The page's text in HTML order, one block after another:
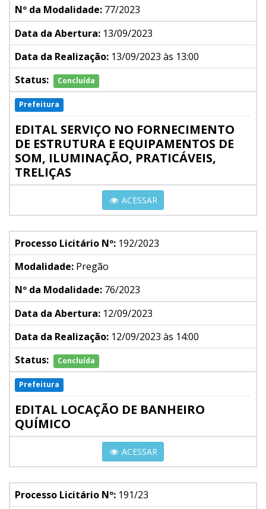
Nº da Modalidade: 77/2023
Data da Abertura: 13/09/2023
Data da Realização: 13/09/2023 às 13:00
Status:
Concluída
Prefeitura
EDITAL SERVIÇO NO FORNECIMENTO
DE ESTRUTURA E EQUIPAMENTOS DE
SOM, ILUMINAÇÃO, PRATICÁVEIS,
TRELIÇAS
ACESSAR
Processo Licitário Nº: 192/2023
Modalidade: Pregão
Nº da Modalidade: 76/2023
Data da Abertura: 12/09/2023
Data da Realização: 12/09/2023 às 14:00
Status:
Concluída
Prefeitura
EDITAL LOCAÇÃO DE BANHEIRO
QUÍMICO
ACESSAR
Processo Licitário Nº: 191/23